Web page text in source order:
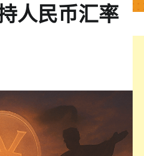
人民币汇率